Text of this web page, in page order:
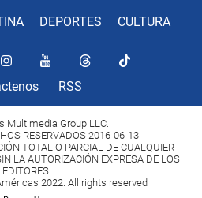
DEPORTES CULTURA
RSS
Multimedia Group LLC.
RESERVADOS 2016-06-13
TOTAL O PARCIAL DE CUALQUIER
LA AUTORIZACIÓN EXPRESA DE LOS
EDITORES
2022. All rights reserved